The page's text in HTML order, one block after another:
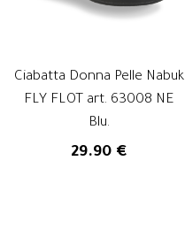
Ciabatta Donna Pelle Nabuk
FLY FLOT art. 63008 NE
Blu.
29.90 €